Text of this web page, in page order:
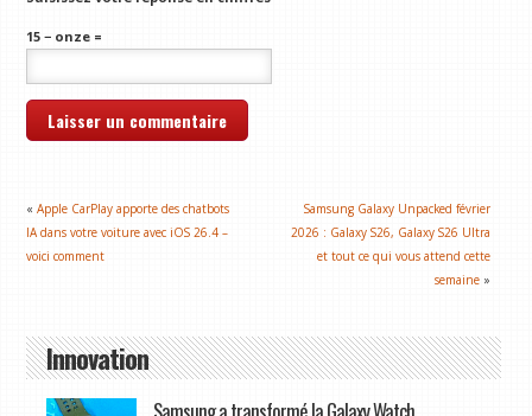
15 − onze =
«Apple CarPlay apporte des chatbots
IA dans votre voiture avec iOS 26.4 –
voici comment
Samsung Galaxy Unpacked février
2026 : Galaxy S26, Galaxy S26 Ultra
et tout ce qui vous attend cette
semaine »
Innovation